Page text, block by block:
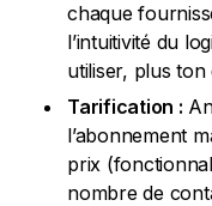
chaque
l’intuitivité du
utiliser, plus ton
Tarification :
l’abonnement
prix
nombre de